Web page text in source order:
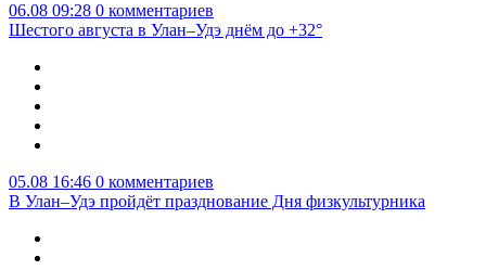
06.08 09:28 0 комментариев
Шестого августа в Улан–Удэ днём до +32°
05.08 16:46 0 комментариев
В Улан–Удэ пройдёт празднование Дня физкультурника